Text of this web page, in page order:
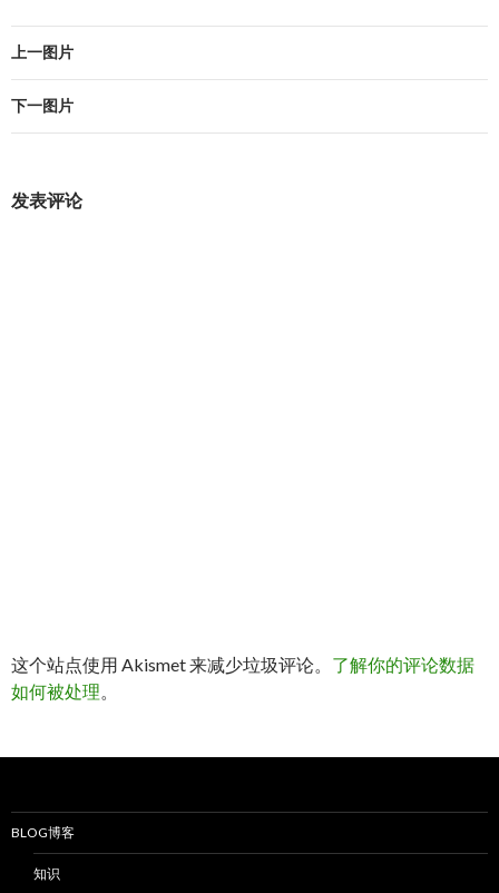
上一图片
下一图片
发表评论
这个站点使用 Akismet 来减少垃圾评论。 了解你的评论数据
如何被处理。
BLOG博客
知识